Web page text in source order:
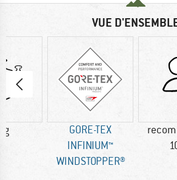
VUE
g
GORE-TEX
INFINIUM™
WINDSTOPPER®